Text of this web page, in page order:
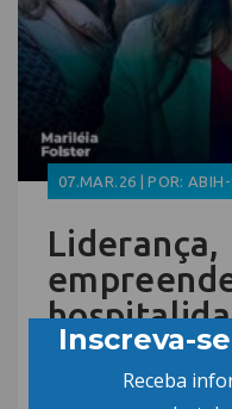
07.MAR.26 | POR: ABIH-
Liderança,
destaque